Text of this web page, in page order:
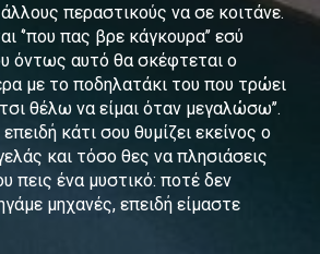
περαστικούς να σε κοιτάνε.
‘’που πας βρε κάγκουρα’’ εσύ
όντως αυτό θα σκέφτεται ο
με το ποδηλατάκι του που τρώει
θέλω να είμαι όταν μεγαλώσω’’.
κάτι σου θυμίζει εκείνος ο
και τόσο θες να πλησιάσεις
πεις ένα μυστικό: ποτέ δεν
μηχανές, επειδή είμαστε